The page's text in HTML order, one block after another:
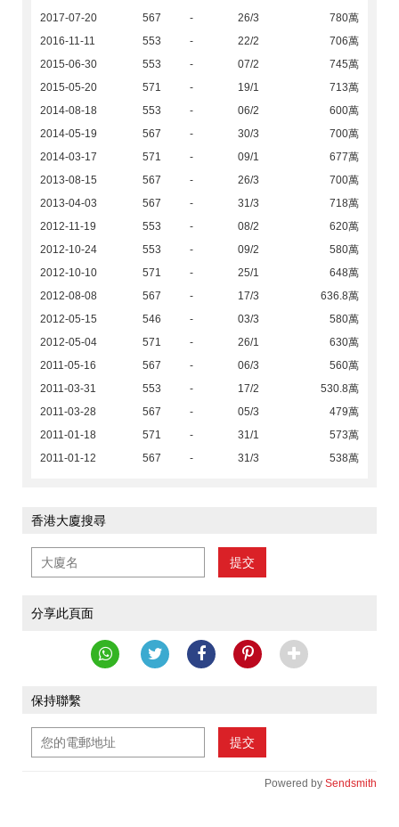
2017-07-20
567 - 26/3
780萬
2016-11-11
553 - 22/2
706萬
2015-06-30
553 - 07/2
745萬
2015-05-20
571 - 19/1
713萬
2014-08-18
553 - 06/2
600萬
2014-05-19
567 - 30/3
700萬
2014-03-17
571 - 09/1
677萬
2013-08-15
567 - 26/3
700萬
2013-04-03
567 - 31/3
718萬
2012-11-19
553 - 08/2
620萬
2012-10-24
553 - 09/2
580萬
2012-10-10
571 - 25/1
648萬
2012-08-08
567 - 17/3
636.8萬
2012-05-15
546 - 03/3
580萬
2012-05-04
571 - 26/1
630萬
2011-05-16
567 - 06/3
560萬
2011-03-31
553 - 17/2
530.8萬
2011-03-28
567 - 05/3
479萬
2011-01-18
571 - 31/1
573萬
2011-01-12
567 - 31/3 538萬
香港大廈搜尋
提交
分享此頁面
保持聯繫
提交
Powered by Sendsmith